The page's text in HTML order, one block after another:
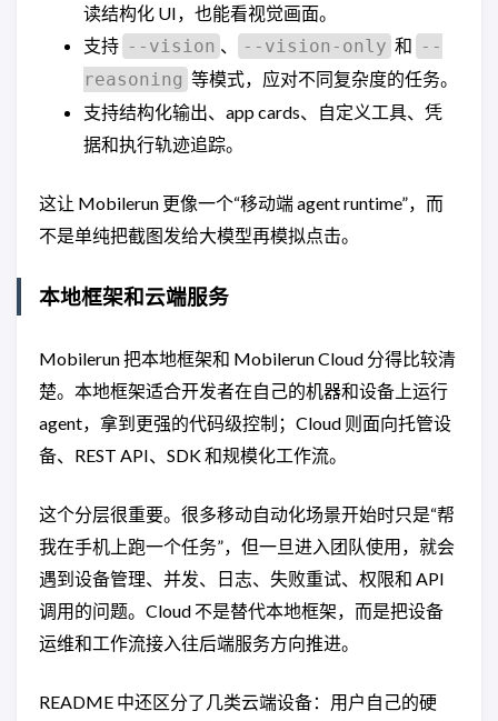
读结构化 UI，也能看视觉画面。
支持 --vision 、 --vision-only 和 --
reasoning 等模式，应对不同复杂度的任务。
支持结构化输出、app cards、自定义工具、凭
据和执行轨迹追踪。
这让 Mobilerun 更像一个“移动端 agent runtime”，而
不是单纯把截图发给大模型再模拟点击。
本地框架和云端服务
Mobilerun 把本地框架和 Mobilerun Cloud 分得比较清
楚。本地框架适合开发者在自己的机器和设备上运行
agent，拿到更强的代码级控制；Cloud 则面向托管设
备、REST API、SDK 和规模化工作流。
这个分层很重要。很多移动自动化场景开始时只是“帮
我在手机上跑一个任务”，但一旦进入团队使用，就会
遇到设备管理、并发、日志、失败重试、权限和 API
调用的问题。Cloud 不是替代本地框架，而是把设备
运维和工作流接入往后端服务方向推进。
README 中还区分了几类云端设备：用户自己的硬